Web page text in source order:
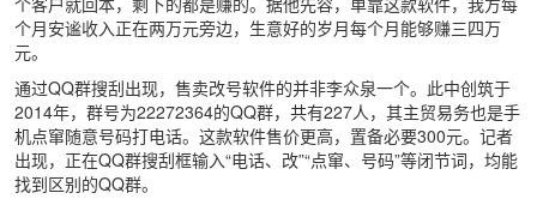
个月安谧收入正在两万元旁边，生意好的岁月每个月能够赚三四万
元。
通过QQ群搜刮出现，售卖改号软件的并非李众泉一个。此中创筑于
2014年，群号为22272364的QQ群，共有227人，其主贸易务也是手
机点窜随意号码打电话。这款软件售价更高，置备必要300元。记者
出现，正在QQ群搜刮框输入“电话、改”“点窜、号码”等闭节词，均能
找到区别的QQ群。